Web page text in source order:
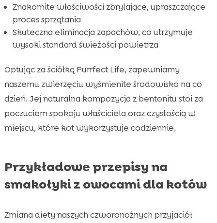
Znakomite właściwości zbrylające, upraszczające
proces sprzątania
Skuteczna eliminacja zapachów, co utrzymuje
wysoki standard świeżości powietrza
Optując za ściółką Purrfect Life, zapewniamy
naszemu zwierzęciu wyśmienite środowisko na co
dzień. Jej naturalna kompozycja z bentonitu stoi za
poczuciem spokoju właściciela oraz czystością w
miejscu, które kot wykorzystuje codziennie.
Przykładowe przepisy na
smakołyki z owocami dla kotów
Zmiana diety naszych czworonożnych przyjaciół